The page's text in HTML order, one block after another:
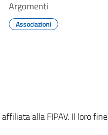
Argomenti
Associazioni
alla FIPAV. Il loro